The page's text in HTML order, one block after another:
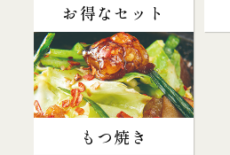
お得なセット
もつ焼き